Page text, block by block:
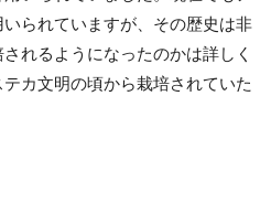
られていますが、その歴史は非
れるようになったのかは詳しく
カ文明の頃から栽培されていた